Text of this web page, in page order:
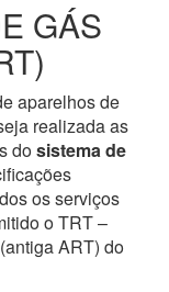
GÁS
aparelhos de
realizada as
dosistema de
os serviços
o TRT –
ART) do